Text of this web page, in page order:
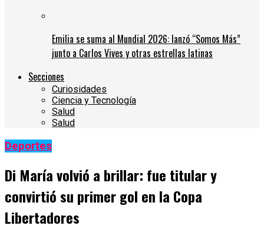
Emilia se suma al Mundial 2026: lanzó “Somos Más”
junto a Carlos Vives y otras estrellas latinas
Secciones
Curiosidades
Ciencia y Tecnología
Salud
Salud
Deportes
Di María volvió a brillar: fue titular y
convirtió su primer gol en la Copa
Libertadores